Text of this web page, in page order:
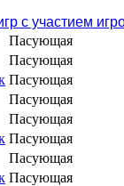
с участием
Пасующая
Пасующая
Пасующая
Пасующая
Пасующая
Пасующая
Пасующая
Пасующая